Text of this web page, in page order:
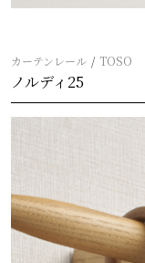
カーテンレール TOSO
ノルディ25